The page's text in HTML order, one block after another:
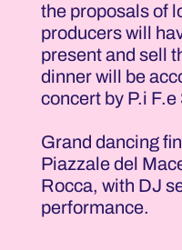
the proposals of
producers will
present and sell
dinner will be
concert by P.i F.e
Grand dancing
Piazzale del
Rocca, with DJ
performance.